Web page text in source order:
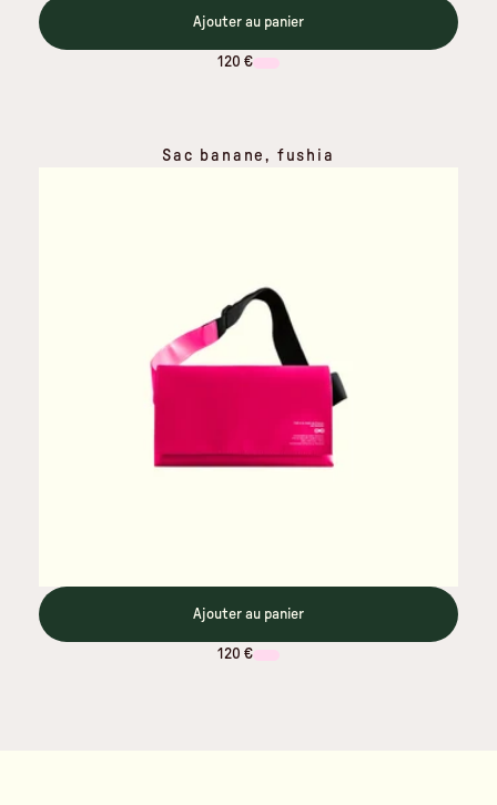
Ajouter au panier
120 €
Sac banane, fushia
Ajouter au panier
120 €